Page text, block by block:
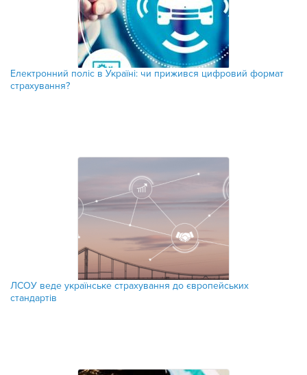
Електронний поліс в Україні: чи прижився цифровий формат
страхування?
ЛСОУ веде українське страхування до європейських
стандартів